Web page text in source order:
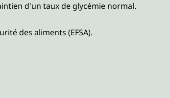
d'un taux de glycémie normal.
des aliments (EFSA).